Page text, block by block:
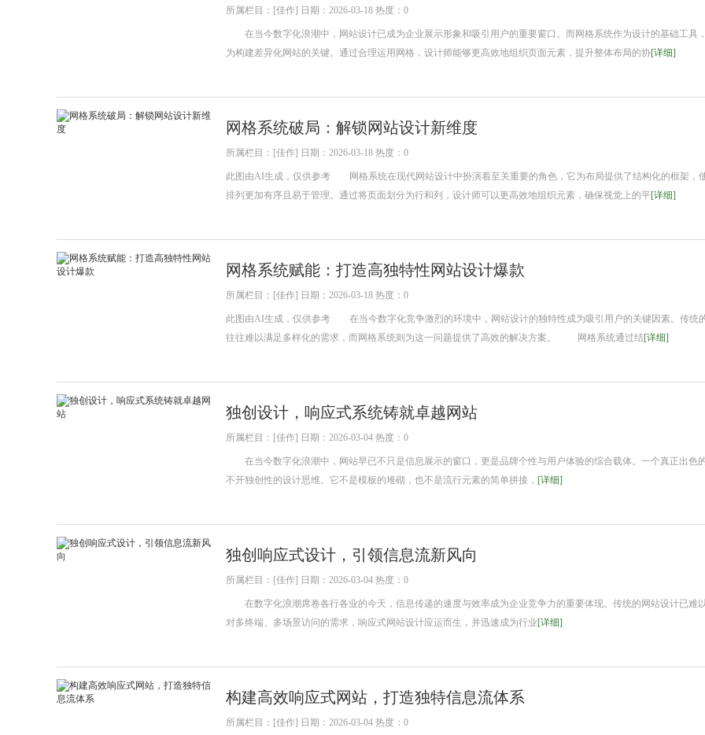
所属栏目：[佳作] 日期：2026-03-18 热度：0
在当今数字化浪潮中，网站设计已成为企业展示形象和吸引用户的重要窗口。而网格系统作为设计的基础工具
为构建差异化网站的关键。通过合理运用网格，设计师能够更高效地组织页面元素，提升整体布局的协[详细]
网格系统破局：解锁网站设计新维度
所属栏目：[佳作] 日期：2026-03-18 热度：0
此图由AI生成，仅供参考 网格系统在现代网站设计中扮演着至关重要的角色，它为布局提供了结构化的框架，
排列更加有序且易于管理。通过将页面划分为行和列，设计师可以更高效地组织元素，确保视觉上的平[详细]
网格系统赋能：打造高独特性网站设计爆款
所属栏目：[佳作] 日期：2026-03-18 热度：0
此图由AI生成，仅供参考 在当今数字化竞争激烈的环境中，网站设计的独特性成为吸引用户的关键因素。传统
往往难以满足多样化的需求，而网格系统则为这一问题提供了高效的解决方案。 网格系统通过结[详细]
独创设计，响应式系统铸就卓越网站
所属栏目：[佳作] 日期：2026-03-04 热度：0
在当今数字化浪潮中，网站早已不只是信息展示的窗口，更是品牌个性与用户体验的综合载体。一个真正出色
不开独创性的设计思维。它不是模板的堆砌，也不是流行元素的简单拼接， [详细]
独创响应式设计，引领信息流新风向
所属栏目：[佳作] 日期：2026-03-04 热度：0
在数字化浪潮席卷各行各业的今天，信息传递的速度与效率成为企业竞争力的重要体现。传统的网站设计已难
对多终端、多场景访问的需求，响应式网站设计应运而生，并迅速成为行业[详细]
构建高效响应式网站，打造独特信息流体系
所属栏目：[佳作] 日期：2026-03-04 热度：0